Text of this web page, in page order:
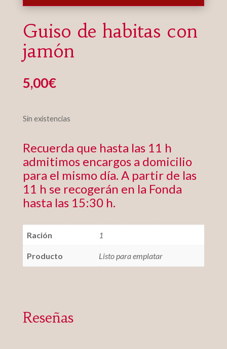
Guiso de habitas con
jamón
5,00€
Sin existencias
Recuerda que hasta las 11 h
admitimos encargos a domicilio
para el mismo día. A partir de las
11 h se recogerán en la Fonda
hasta las 15:30 h.
Ración 1
Producto Listo para emplatar
Reseñas